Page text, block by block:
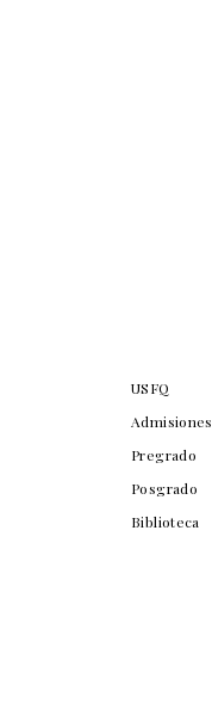
USFQ
Admisiones
Pregrado
Posgrado
Biblioteca